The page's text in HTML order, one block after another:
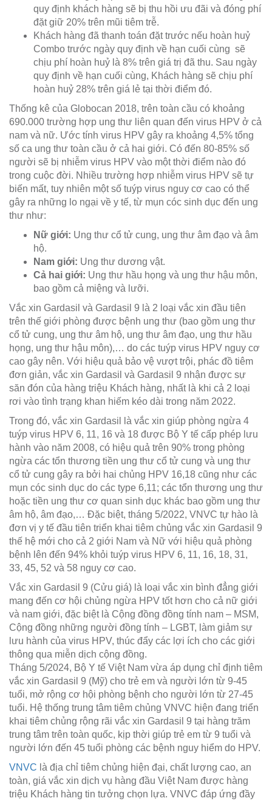
quy định khách hàng sẽ bị thu hồi ưu đãi và đóng phí
đặt giữ 20% trên mũi tiêm trễ.
Khách hàng đã thanh toán đặt trước nếu hoàn huỷ
Combo trước ngày quy định về hạn cuối cùng sẽ
chịu phí hoàn huỷ là 8% trên giá trị đã thu. Sau ngày
quy định về hạn cuối cùng, Khách hàng sẽ chịu phí
hoàn huỷ 28% trên giá lẻ tại thời điểm đó.
Thống kê của Globocan 2018, trên toàn cầu có khoảng
690.000 trường hợp ung thư liên quan đến virus HPV ở cả
nam và nữ. Ước tính virus HPV gây ra khoảng 4,5% tổng
số ca ung thư toàn cầu ở cả hai giới. Có đến 80-85% số
người sẽ bị nhiễm virus HPV vào một thời điểm nào đó
trong cuộc đời. Nhiều trường hợp nhiễm virus HPV sẽ tự
biến mất, tuy nhiên một số tuýp virus nguy cơ cao có thể
gây ra những lo ngại về y tế, từ mụn cóc sinh dục đến ung
thư như:
Nữ giới: Ung thư cổ tử cung, ung thư âm đạo và âm
hộ.
Nam giới: Ung thư dương vật.
Cả hai giới: Ung thư hầu họng và ung thư hậu môn,
bao gồm cả miệng và lưỡi.
Vắc xin Gardasil và Gardasil 9 là 2 loại vắc xin đầu tiên
trên thế giới phòng được bệnh ung thư (bao gồm ung thư
cổ tử cung, ung thư âm hộ, ung thư âm đạo, ung thư hầu
họng, ung thư hậu môn),… do các tuýp virus HPV nguy cơ
cao gây nên. Với hiệu quả bảo vệ vượt trội, phác đồ tiêm
đơn giản, vắc xin Gardasil và Gardasil 9 nhận được sự
săn đón của hàng triệu Khách hàng, nhất là khi cả 2 loại
rơi vào tình trạng khan hiếm kéo dài trong năm 2022.
Trong đó, vắc xin Gardasil là vắc xin giúp phòng ngừa 4
tuýp virus HPV 6, 11, 16 và 18 được Bộ Y tế cấp phép lưu
hành vào năm 2008, có hiệu quả trên 90% trong phòng
ngừa các tổn thương tiền ung thư cổ tử cung và ung thư
cổ tử cung gây ra bởi hai chủng HPV 16,18 cũng như các
mụn cóc sinh dục do các type 6,11; các tổn thương ung thư
hoặc tiền ung thư cơ quan sinh dục khác bao gồm ung thư
âm hộ, âm đạo,… Đặc biệt, tháng 5/2022, VNVC tự hào là
đơn vị y tế đầu tiên triển khai tiêm chủng vắc xin Gardasil 9
thế hệ mới cho cả 2 giới Nam và Nữ với hiệu quả phòng
bệnh lên đến 94% khỏi tuýp virus HPV 6, 11, 16, 18, 31,
33, 45, 52 và 58 nguy cơ cao.
Vắc xin Gardasil 9 (Cửu giá) là loại vắc xin bình đẳng giới
mang đến cơ hội chủng ngừa HPV tốt hơn cho cả nữ giới
và nam giới, đặc biệt là Cộng đồng đồng tính nam – MSM,
Cộng đồng những người đồng tính – LGBT, làm giảm sự
lưu hành của virus HPV, thúc đẩy các lợi ích cho các giới
thông qua miễn dịch cộng đồng.
Tháng 5/2024, Bộ Y tế Việt Nam vừa áp dụng chỉ định tiêm
vắc xin Gardasil 9 (Mỹ) cho trẻ em và người lớn từ 9-45
tuổi, mở rộng cơ hội phòng bệnh cho người lớn từ 27-45
tuổi. Hệ thống trung tâm tiêm chủng VNVC hiện đang triển
khai tiêm chủng rộng rãi vắc xin Gardasil 9 tại hàng trăm
trung tâm trên toàn quốc, kịp thời giúp trẻ em từ 9 tuổi và
người lớn đến 45 tuổi phòng các bệnh nguy hiểm do HPV.
VNVC là địa chỉ tiêm chủng hiện đại, chất lượng cao, an
toàn, giá vắc xin dịch vụ hàng đầu Việt Nam được hàng
triệu Khách hàng tin tưởng chọn lựa. VNVC đáp ứng đầy